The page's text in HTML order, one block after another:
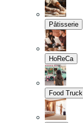
Pâtisserie
HoReCa
Food Truck